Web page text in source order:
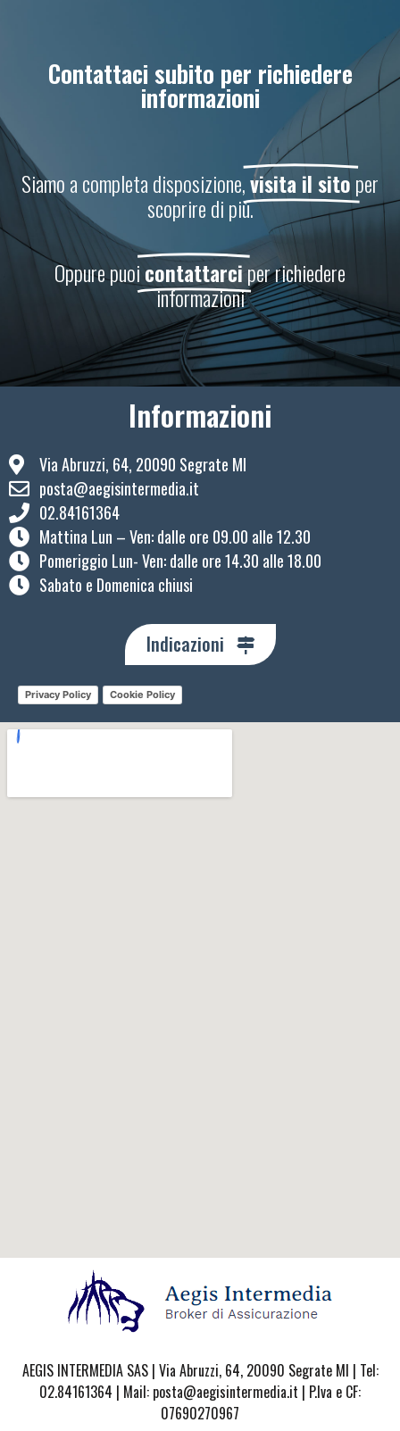
Contattaci subito per richiedere
informazioni
Siamo a completa disposizione,visita il sitoper
scoprire di più.
Oppure puoicontattarciper richiedere
informazioni
Informazioni
Via Abruzzi, 64, 20090 Segrate MI
posta@aegisintermedia.it
02.84161364
Mattina Lun – Ven: ​dalle ore 09.00 alle 12.30
Pomeriggio Lun- Ven: dalle ore 14.30 alle 18.00
Sabato e Domenica chiusi
Indicazioni
Privacy Policy Cookie Policy
AEGIS INTERMEDIA SAS | Via Abruzzi, 64, 20090 Segrate MI | Tel:
02.84161364 | Mail: posta@aegisintermedia.it | P.Iva e CF:
07690270967